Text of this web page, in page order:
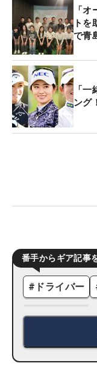
「
ト
で青
「
ング
番手からギア記事
# ドライバー